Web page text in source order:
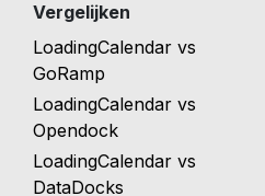
Vergelijken
LoadingCalendar vs
GoRamp
LoadingCalendar vs
Opendock
LoadingCalendar vs
DataDocks